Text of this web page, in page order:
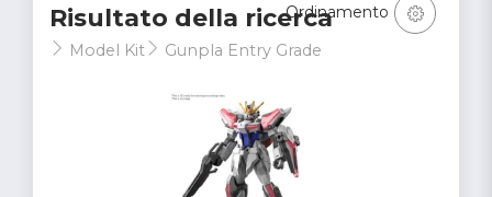
Risultato della ricerca
Model Kit Gunpla Entry Grade
Ordinamento